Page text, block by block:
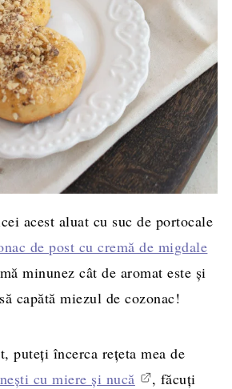
acest aluat cu suc de portocale
de post cu cremă de migdale
minunez cât de aromat este și
capătă miezul de cozonac!
puteți încerca rețeta mea de
cu miere și nucă
, făcuți